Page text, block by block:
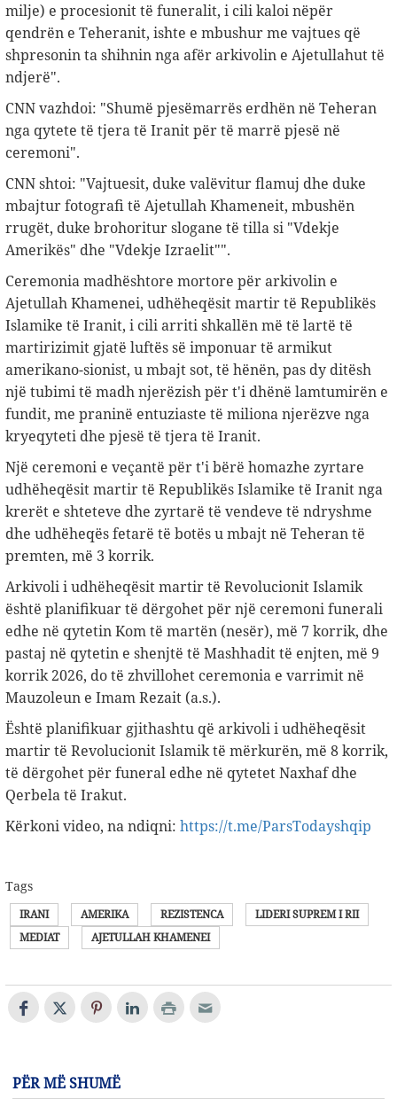
milje) e procesionit të funeralit, i cili kaloi nëpër
qendrën e Teheranit, ishte e mbushur me vajtues që
shpresonin ta shihnin nga afër arkivolin e Ajetullahut të
ndjerë".
CNN vazhdoi: "Shumë pjesëmarrës erdhën në Teheran
nga qytete të tjera të Iranit për të marrë pjesë në
ceremoni".
CNN shtoi: "Vajtuesit, duke valëvitur flamuj dhe duke
mbajtur fotografi të Ajetullah Khameneit, mbushën
rrugët, duke brohoritur slogane të tilla si "Vdekje
Amerikës" dhe "Vdekje Izraelit"".
Ceremonia madhështore mortore për arkivolin e
Ajetullah Khamenei, udhëheqësit martir të Republikës
Islamike të Iranit, i cili arriti shkallën më të lartë të
martirizimit gjatë luftës së imponuar të armikut
amerikano-sionist, u mbajt sot, të hënën, pas dy ditësh
një tubimi të madh njerëzish për t'i dhënë lamtumirën e
fundit, me praninë entuziaste të miliona njerëzve nga
kryeqyteti dhe pjesë të tjera të Iranit.
Një ceremoni e veçantë për t'i bërë homazhe zyrtare
udhëheqësit martir të Republikës Islamike të Iranit nga
krerët e shteteve dhe zyrtarë të vendeve të ndryshme
dhe udhëheqës fetarë të botës u mbajt në Teheran të
premten, më 3 korrik.
Arkivoli i udhëheqësit martir të Revolucionit Islamik
është planifikuar të dërgohet për një ceremoni funerali
edhe në qytetin Kom të martën (nesër), më 7 korrik, dhe
pastaj në qytetin e shenjtë të Mashhadit të enjten, më 9
korrik 2026, do të zhvillohet ceremonia e varrimit në
Mauzoleun e Imam Rezait (a.s.).
Është planifikuar gjithashtu që arkivoli i udhëheqësit
martir të Revolucionit Islamik të mërkurën, më 8 korrik,
të dërgohet për funeral edhe në qytetet Naxhaf dhe
Qerbela të Irakut.
Kërkoni video, na ndiqni: https://t.me/ParsTodayshqip
Tags
IRANI AMERIKA REZISTENCA
LIDERI SUPREM I RII
MEDIAT
AJETULLAH KHAMENEI
PËR MË SHUMË